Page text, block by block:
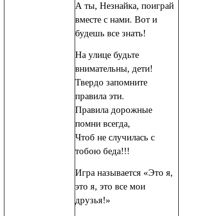
А ты, Незнайка, поиграй
вместе с нами. Вот и
будешь все знать!
На улице будьте
внимательны, дети!
Твердо запомните
правила эти.
Правила дорожные
помни всегда,
Чтоб не случилась с
тобою беда!!!
Игра называется «Это я,
это я, это все мои
друзья!»